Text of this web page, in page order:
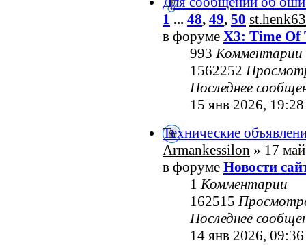
1 ... 48, 49, 50 st.henk63
в форуме X3: Time Of
993Комментарии
1562252
Последнее
15 янв 2026, 19:28
Технические
Armankessilon » 17
в форуме Новости
1Комментарии
162515
Последнее
14 янв 2026, 09:36